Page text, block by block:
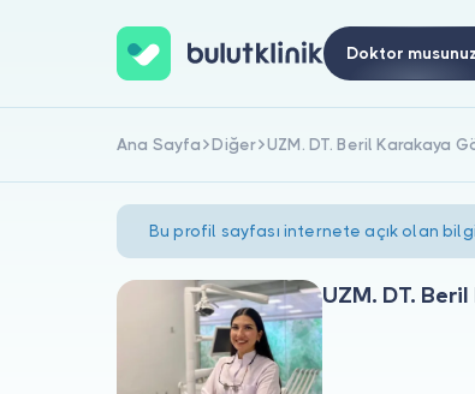
Doktor
Ana Sayfa Diğer UZM. DT. Beril Karakaya
Bu profil sayfası internete açık olan
UZM. DT.